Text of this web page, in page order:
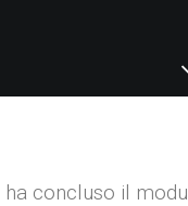
ha concluso il